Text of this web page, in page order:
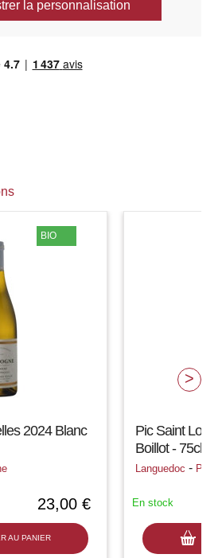
la personnalisation
2024 Blanc
23,00 €
AU PANIER
BIO
Pic Saint Loup
Boillot - 75cl
Languedoc - Pic
En stock